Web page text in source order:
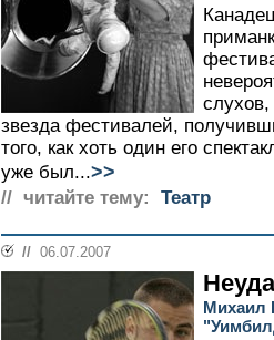
звезда фестивалей,
того, как хоть один его
уже был...>>
// читайте тему: Театр
// 06.07.2007
Михаил